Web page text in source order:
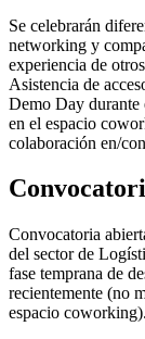
Se celebrarán
networking y
experiencia de
Asistencia de
Demo Day durante
en el espacio
colaboración en/
Convocatoria
del sector de
fase temprana de
recientemente (no
espacio coworking).